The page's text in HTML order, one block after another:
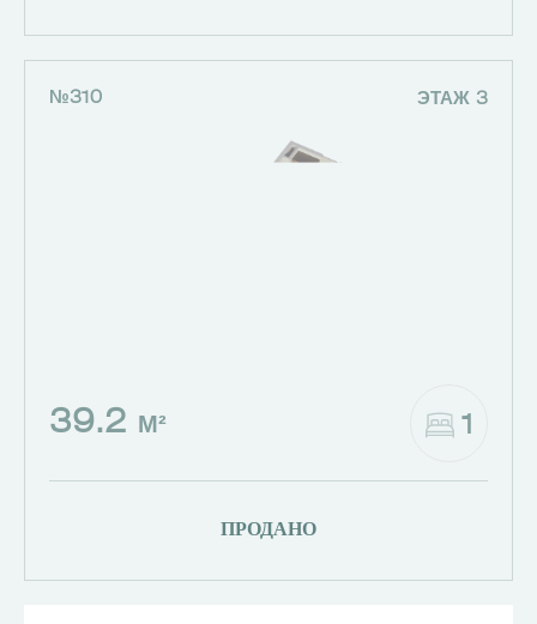
№310 ЭТАЖ 3
39.2 М² 1
ПРОДАНО